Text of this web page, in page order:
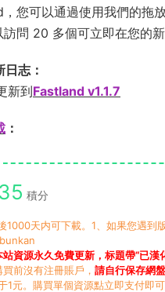
您可以通過使用我們的拖
問 20 多個可立即在您的
志：
新到Fastland v1.1.7
：
35 積分
1000天内可下載。1、如果您遇
站資源永久免費更新，标題帶“已漢
前沒有注冊賬戶， 請自行保存網
1元。購買單個資源點立即支付即